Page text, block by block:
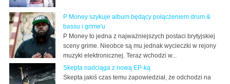
P Money szykuje album będący połączeniem drum &
bassu i grime'u
P Money to jedna z najważniejszych postaci brytyjskiej
sceny grime. Nieobce są mu jednak wycieczki w rejony
muzyki elektronicznej. Teraz wchodzi w...
Skepta nadciąga z nową EP-ką
Skepta jakiś czas temu zapowiedział, że odchodzi na